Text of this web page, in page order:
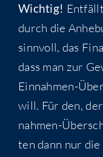
Wich­tig!
durch die
sinn­voll, das
dass man zur
Ein­nah­men-
will. Für den,
nah­men-
ten dann nur